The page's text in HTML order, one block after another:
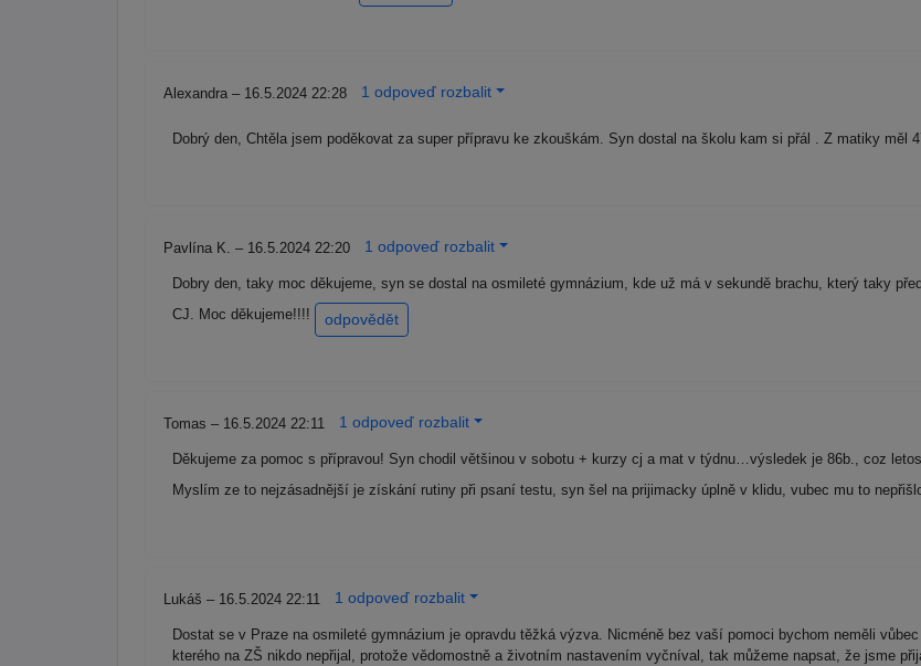
Alexandra – 16.5.2024 22:28 1 odpoveď rozbalit
Dobrý den, Chtěla jsem poděkovat za super přípravu ke zkouškám. Syn dostal na školu kam si přál . Z matiky měl
Pavlína K. – 16.5.2024 22:20 1 odpoveď rozbalit
Dobry den, taky moc děkujeme, syn se dostal na osmileté gymnázium, kde už má v sekundě brachu, který taky
CJ. Moc děkujeme!!!!
odpovědět
Tomas – 16.5.2024 22:11 1 odpoveď rozbalit
Děkujeme za pomoc s přípravou! Syn chodil většinou v sobotu + kurzy cj a mat v týdnu…výsledek je 86b., coz
Myslím ze to nejzásadnější je získání rutiny při psaní testu, syn šel na prijimacky úplně v klidu, vubec mu to
Lukáš – 16.5.2024 22:11 1 odpoveď rozbalit
Dostat se v Praze na osmileté gymnázium je opravdu těžká výzva. Nicméně bez vaší pomoci bychom neměli
kterého na ZŠ nikdo nepřijal, protože vědomostně a životním nastavením vyčníval, tak můžeme napsat, že jsme